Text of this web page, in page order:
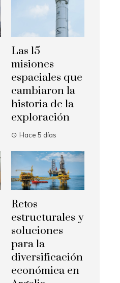
Las 15
misiones
espaciales que
cambiaron la
historia de la
exploración
Hace 5 días
Retos
estructurales y
soluciones
para la
diversificación
económica en